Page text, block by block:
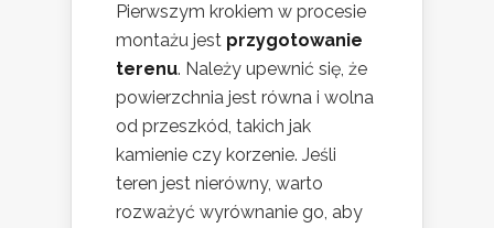
Pierwszym krokiem w procesie
montażu jest przygotowanie
terenu. Należy upewnić się, że
powierzchnia jest równa i wolna
od przeszkód, takich jak
kamienie czy korzenie. Jeśli
teren jest nierówny, warto
rozważyć wyrównanie go, aby